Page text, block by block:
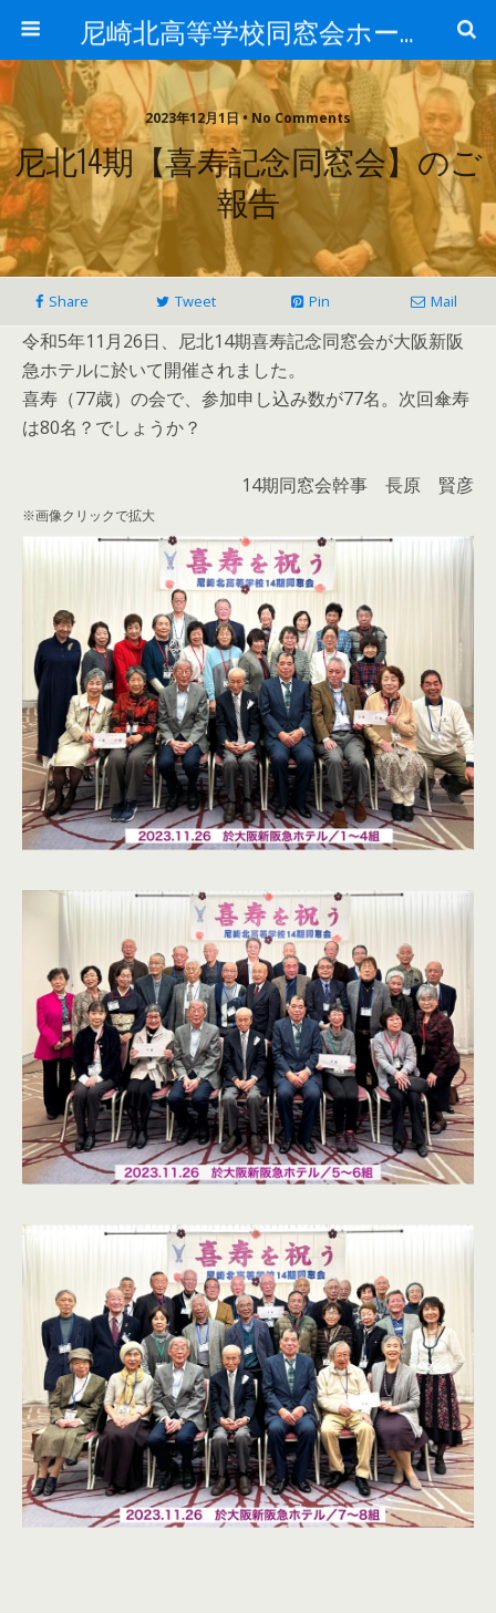
尼崎北高等学校同窓会ホームページ
2023年12月1日 • No Comments
尼北14期【喜寿記念同窓会】のご
報告
Share Tweet Pin Mail
令和5年11月26日、尼北14期喜寿記念同窓会が大阪新阪
急ホテルに於いて開催されました。
喜寿（77歳）の会で、参加申し込み数が77名。次回傘寿
は80名？でしょうか？
14期同窓会幹事 長原 賢彦
※画像クリックで拡大